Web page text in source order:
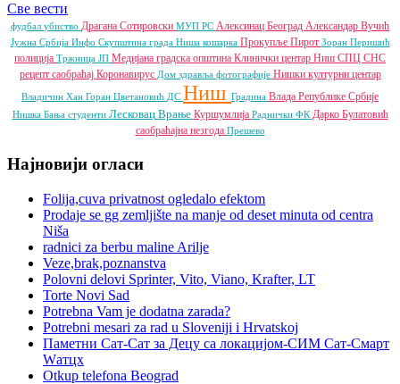
Све вести
фудбал убиство Драгана Сотировски МУП РС Алексинац Београд Александар Вучић
Јужна Србија Инфо Скупштина града Ниша кошарка Прокупље Пирот Зоран Перишић
полиција Тржница ЈП Медијана градска општина Клинички центар Ниш СПЦ СНС
рецепт саобраћај Коронавирус Дом здравља фотографије Нишки културни центар
Владичин Хан Горан Цветановић ДС Ниш Градина Влада Републике Србије
Нишка Бања студенти Лесковац Врање Куршумлија Раднички ФК Дарко Булатовић
саобраћајна незгода Прешево
Најновији огласи
Folija,cuva privatnost ogledalo efektom
Prodaje se gg zemljište na manje od deset minuta od centra
Niša
radnici za berbu maline Arilje
Veze,brak,poznanstva
Polovni delovi Sprinter, Vito, Viano, Krafter, LT
Torte Novi Sad
Potrebna Vam je dodatna zarada?
Potrebni mesari za rad u Sloveniji i Hrvatskoj
Паметни Сат-Сат за Децу са локацијом-СИМ Сат-Смарт
Wатцх
Otkup telefona Beograd